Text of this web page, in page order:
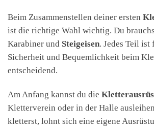
Beim Zusammenstellen deiner ersten
ist die richtige Wahl wichtig. Du
Karabiner und Steigeisen. Jedes Teil ist
Sicherheit und Bequemlichkeit beim
entscheidend.
Am Anfang kannst du die
Kletterverein oder in der Halle
kletterst, lohnt sich eine eigene